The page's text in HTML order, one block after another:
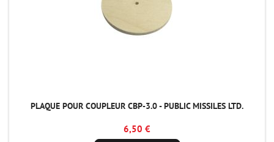
PLAQUE POUR COUPLEUR CBP-3.0 - PUBLIC MISSILES LTD.
6,50 €